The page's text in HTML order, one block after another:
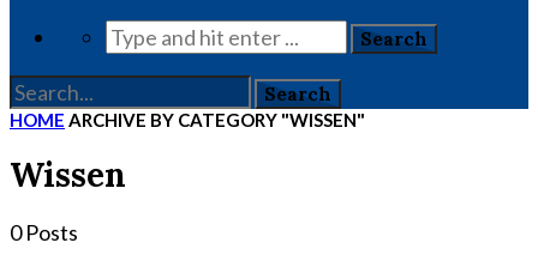
HOME ARCHIVE BY CATEGORY "WISSEN"
Wissen
0 Posts